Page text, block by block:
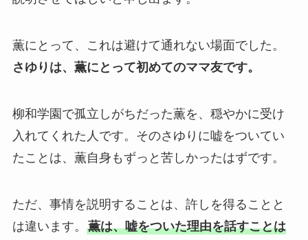
薫にとって、これは避けて通れない場面でした。
さゆりは、薫にとって初めてのママ友です。
柳和学園で孤立しがちだった薫を、穏やかに受け
入れてくれた人です。そのさゆりに嘘をついてい
たことは、薫自身もずっと苦しかったはずです。
ただ、事情を説明することは、許しを得ることと
は違います。 薫は、嘘をついた理由を話すことは